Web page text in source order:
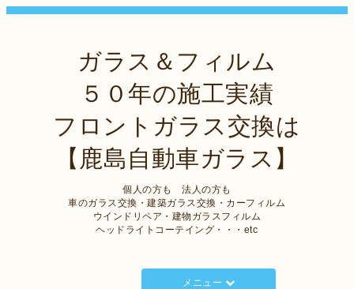
ガラス＆フィルム
５０年の施工実績
フロントガラス交換は
【鹿島自動車ガラス】
個人の方も 法人の方も
車のガラス交換・建築ガラス交換・カーフィルム
ウインドリペア・建物ガラスフィルム
ヘッドライトコーテイング・・・etc
メニュー